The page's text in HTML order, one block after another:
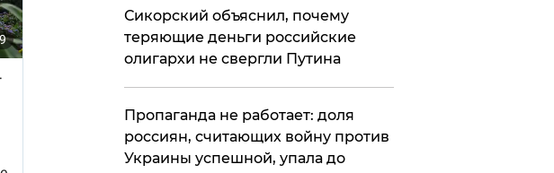
Сикорский объяснил, почему
теряющие деньги российские
олигархи не свергли Путина
​Пропаганда не работает: доля
россиян, считающих войну против
Украины успешной, упала до